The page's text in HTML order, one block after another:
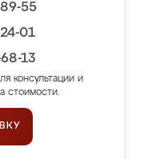
55
01
13
консультации и
стоимости.